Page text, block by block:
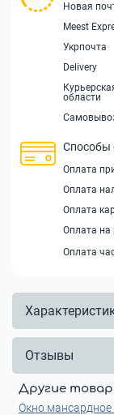
Новая
Meest
Укрпочта
Delivery
области
Способы
Оплата
Оплата
Оплата
Оплата на
Оплата
Отзывы
Другие
Окно мансардное